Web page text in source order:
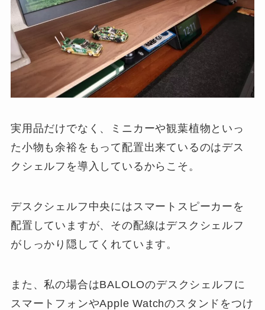
実用品だけでなく、ミニカーや観葉植物といっ
た小物も余裕をもって配置出来ているのはデス
クシェルフを導入しているからこそ。
デスクシェルフ中央にはスマートスピーカーを
配置していますが、その配線はデスクシェルフ
がしっかり隠してくれています。
また、私の場合はBALOLOのデスクシェルフに
スマートフォンやApple Watchのスタンドをつけ